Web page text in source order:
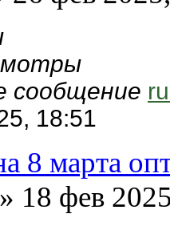
сообщение
18:51
8 марта
» 18 фев